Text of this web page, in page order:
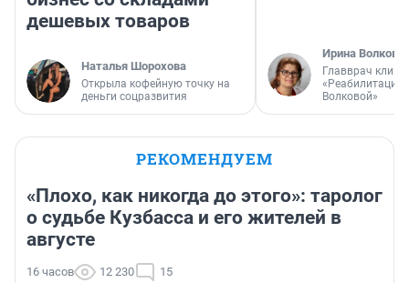
дешевых товаров
Наталья Шорохова
Открыла кофейную точку на
деньги соцразвития
Ирина Волкова
Главврач
«Реабилитация
Волковой»
РЕКОМЕНДУЕМ
«Плохо, как никогда до этого»: таролог
о судьбе Кузбасса и его жителей в
августе
16 часов 12 230 15